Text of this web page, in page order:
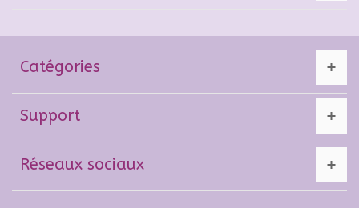
Catégories
Support
Réseaux sociaux